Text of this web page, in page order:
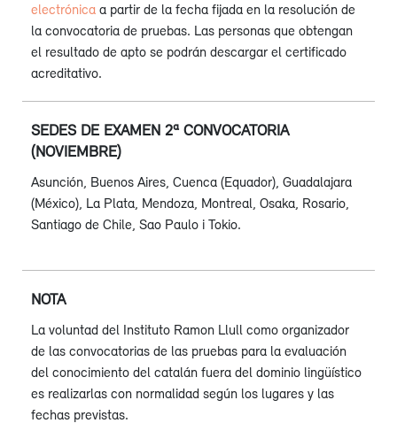
electrónica a partir de la fecha fijada en la resolución de
la convocatoria de pruebas. Las personas que obtengan
el resultado de apto se podrán descargar el certificado
acreditativo.
SEDES DE EXAMEN 2ª CONVOCATORIA
(NOVIEMBRE)
Asunción, Buenos Aires, Cuenca (Equador), Guadalajara
(México), La Plata, Mendoza, Montreal, Osaka, Rosario,
Santiago de Chile, Sao Paulo i Tokio.
NOTA
La voluntad del Instituto Ramon Llull como organizador
de las convocatorias de las pruebas para la evaluación
del conocimiento del catalán fuera del dominio lingüístico
es realizarlas con normalidad según los lugares y las
fechas previstas.